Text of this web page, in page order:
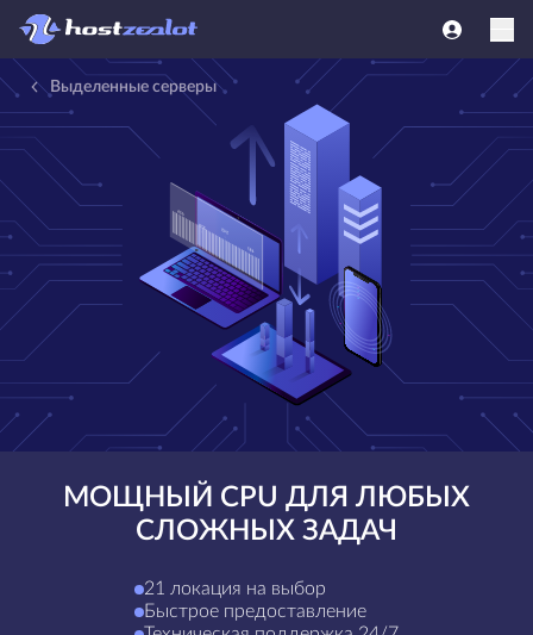
Выделенные серверы
МОЩНЫЙ CPU ДЛЯ ЛЮБЫХ
СЛОЖНЫХ ЗАДАЧ
21 локация на выбор
Быстрое предоставление